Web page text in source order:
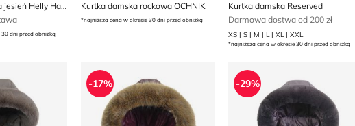
Kurtka damska na jesień Helly Hansen
dni przed obniżką
Kurtka damska rockowa OCHNIK
*najniższa cena w okresie 30 dni przed obniżką
Kurtka damska Reserved
Darmowa dostwa od 200 zł
XS | S | M | L | XL | XXL
*najniższa cena w okresie 30 dni przed obniżką
Kurtka damska
-17%
Kurtka damska casual
-29%